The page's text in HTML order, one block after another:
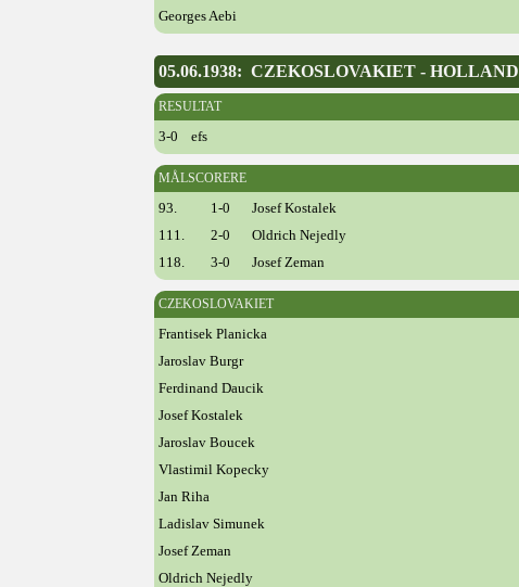
Georges Aebi
05.06.1938: CZEKOSLOVAKIET - HOLLAND
RESULTAT
3-0 efs
MÅLSCORERE
93. 1-0 Josef Kostalek
111.
2-0
Oldrich Nejedly
118.
3-0 Josef Zeman
CZEKOSLOVAKIET
Frantisek Planicka
Jaroslav Burgr
Ferdinand Daucik
Josef Kostalek
Jaroslav Boucek
Vlastimil Kopecky
Jan Riha
Ladislav Simunek
Josef Zeman
Oldrich Nejedly